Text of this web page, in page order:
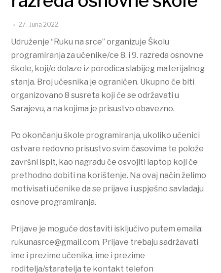
27. Juna 2022.
Udruženje “Ruku na srce” organizuje Školu
programiranja za učenike/ce 8. i 9. razreda osnovne
škole, koji/e dolaze iz porodica slabijeg materijalnog
stanja. Broj učesnika je ograničen. Ukupno će biti
organizovano 8 susreta koji će se održavati u
Sarajevu, a na kojima je prisustvo obavezno.
Po okončanju škole programiranja, ukoliko učenici
ostvare redovno prisustvo svim časovima te polože
završni ispit, kao nagradu će osvojiti laptop koji će
prethodno dobiti na korištenje. Na ovaj način želimo
motivisati učenike da se prijave i uspješno savladaju
osnove programiranja.
Prijave je moguće dostaviti isključivo putem emaila:
rukunasrce@gmail.com. Prijave trebaju sadržavati
ime i prezime učenika, ime i prezime
roditelja/staratelja te kontakt telefon